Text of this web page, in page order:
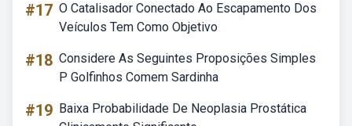
#17 O Catalisador Conectado Ao Escapamento Dos
Veículos Tem Como Objetivo
#18 Considere As Seguintes Proposições Simples
P Golfinhos Comem Sardinha
#19 Baixa Probabilidade De Neoplasia Prostática